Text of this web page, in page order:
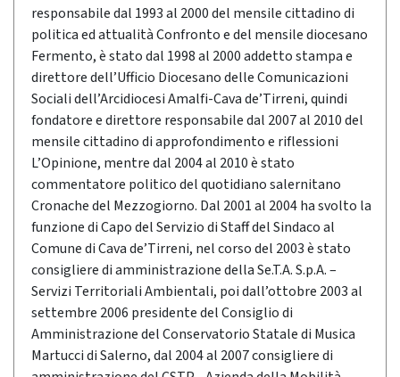
responsabile dal 1993 al 2000 del mensile cittadino di
politica ed attualità Confronto e del mensile diocesano
Fermento, è stato dal 1998 al 2000 addetto stampa e
direttore dell’Ufficio Diocesano delle Comunicazioni
Sociali dell’Arcidiocesi Amalfi-Cava de’Tirreni, quindi
fondatore e direttore responsabile dal 2007 al 2010 del
mensile cittadino di approfondimento e riflessioni
L’Opinione, mentre dal 2004 al 2010 è stato
commentatore politico del quotidiano salernitano
Cronache del Mezzogiorno. Dal 2001 al 2004 ha svolto la
funzione di Capo del Servizio di Staff del Sindaco al
Comune di Cava de’Tirreni, nel corso del 2003 è stato
consigliere di amministrazione della Se.T.A. S.p.A. –
Servizi Territoriali Ambientali, poi dall’ottobre 2003 al
settembre 2006 presidente del Consiglio di
Amministrazione del Conservatorio Statale di Musica
Martucci di Salerno, dal 2004 al 2007 consigliere di